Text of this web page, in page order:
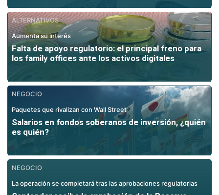
ALTERNATIVOS
Aumenta su interés
Falta de apoyo regulatorio: el principal freno para
los family offices ante los activos digitales
NEGOCIO
Paquetes que rivalizan con Wall Street
Salarios en fondos soberanos de inversión, ¿quién
es quién?
NEGOCIO
La operación se completará tras las aprobaciones regulatorias